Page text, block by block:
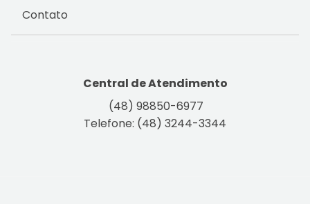
Contato
Central de Atendimento
(48) 98850-6977
Telefone: (48) 3244-3344